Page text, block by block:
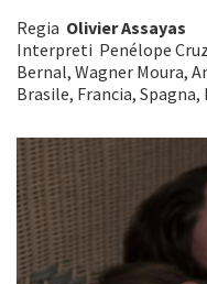
Regia Olivier Assayas
Interpreti Penélope
Bernal, Wagner Moura,
Brasile, Francia, Spagna,